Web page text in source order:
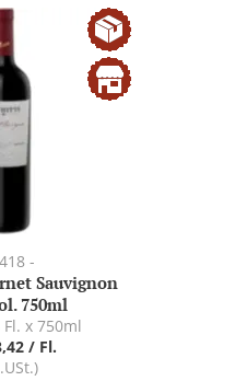
-
Sauvignon
750ml
x 750ml
/ Fl.